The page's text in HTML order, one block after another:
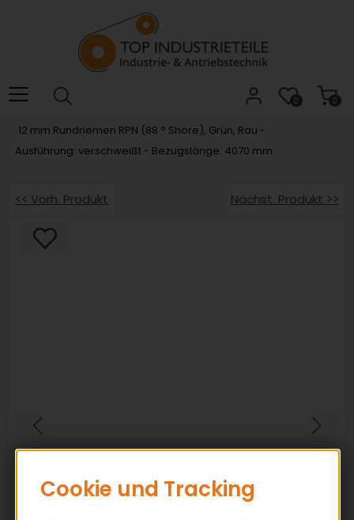
das
Barrierefreiheitsmenü
0
0
12 mm Rundriemen RPN (88 ° Shore), Grün, Rau -
Ausführung: verschweißt - Bezugslänge: 4070 mm
<< Vorh. Produkt Nächst. Produkt >>
Cookie und Tracking